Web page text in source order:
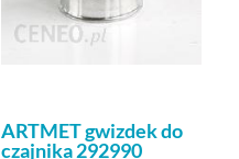
ARTMET gwizdek do
czajnika 292990